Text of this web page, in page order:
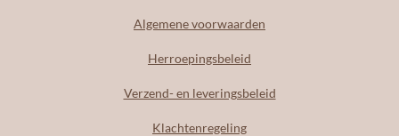
a
g
a
Algemene voorwaarden
Herroepingsbeleid
Verzend- en leveringsbeleid
Klachtenregeling